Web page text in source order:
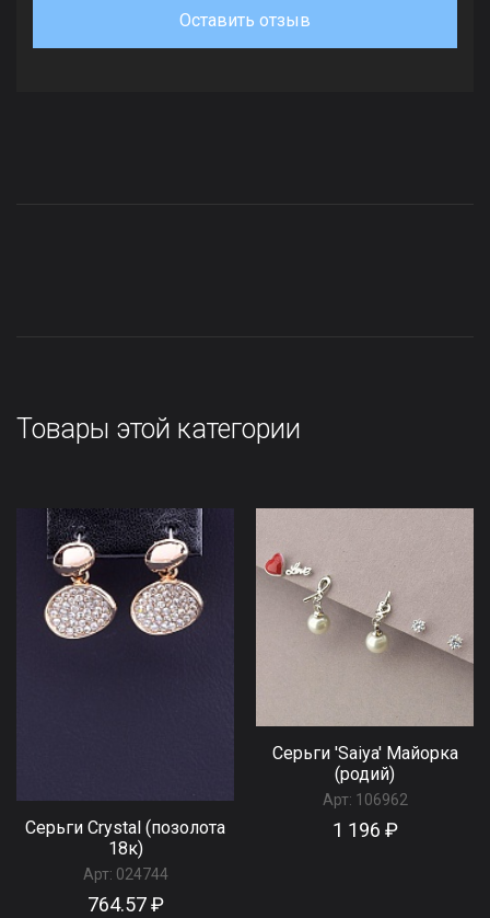
Оставить отзыв
Товары этой категории
Серьги Сrystal (позолота
18к)
Арт: 024744
764.57 ₽
Серьги 'Saiya' Майорка
(родий)
Арт: 106962
1 196 ₽